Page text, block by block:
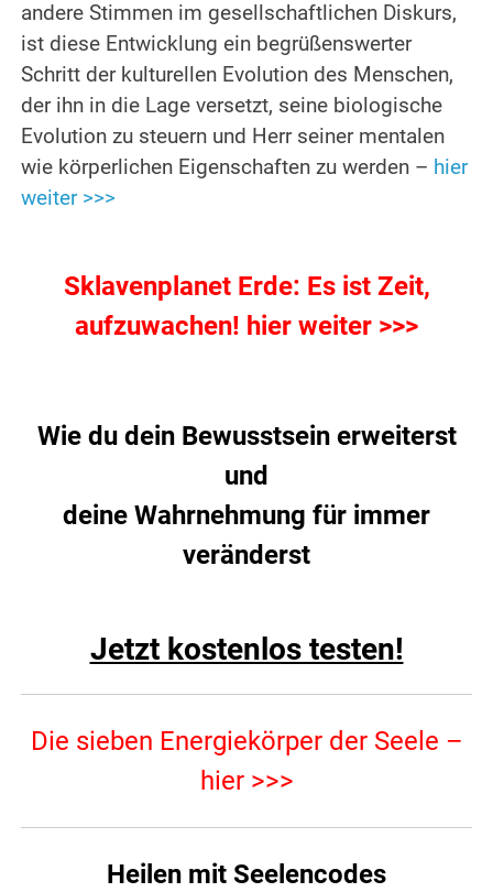
andere Stimmen im gesellschaftlichen Diskurs,
ist diese Entwicklung ein begrüßenswerter
Schritt der kulturellen Evolution des Menschen,
der ihn in die Lage versetzt, seine biologische
Evolution zu steuern und Herr seiner mentalen
wie körperlichen Eigenschaften zu werden – hier
weiter >>>
Sklavenplanet Erde: Es ist Zeit,
aufzuwachen! hier weiter >>>
Wie du dein Bewusstsein erweiterst
und
deine Wahrnehmung für immer
veränderst
Jetzt kostenlos testen!
Die sieben Energiekörper der Seele –
hier >>>
Heilen mit Seelencodes